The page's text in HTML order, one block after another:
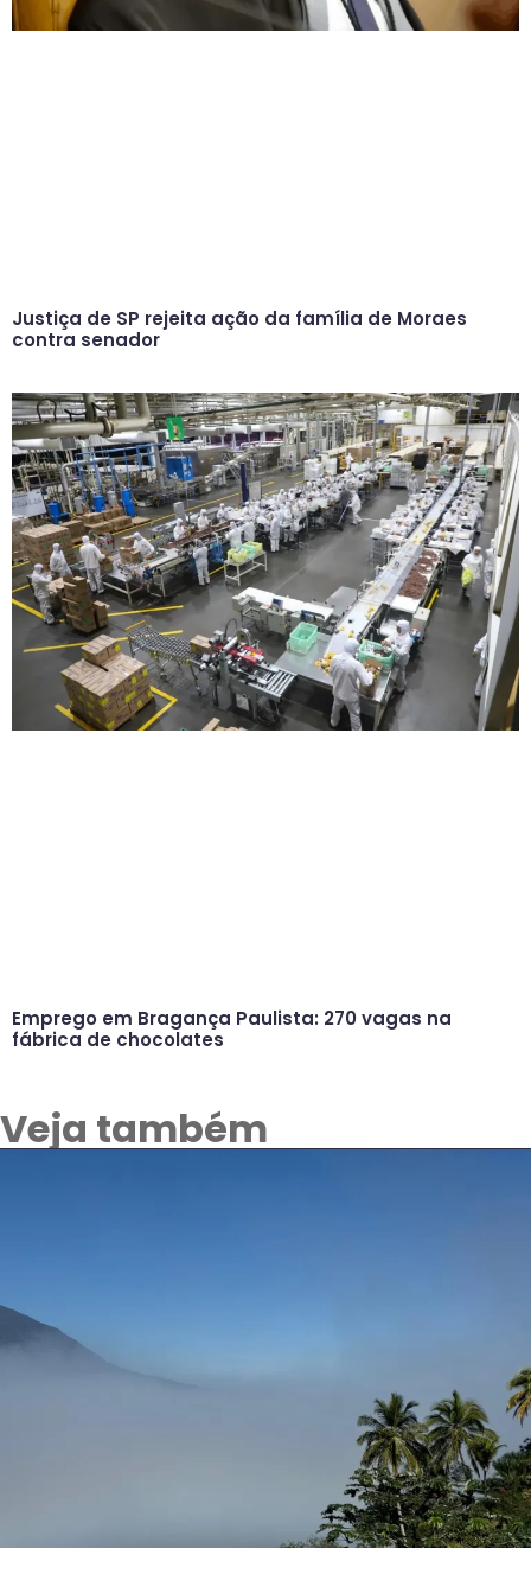
Justiça de SP rejeita ação da família de Moraes
contra senador
Emprego em Bragança Paulista: 270 vagas na
fábrica de chocolates
Veja também